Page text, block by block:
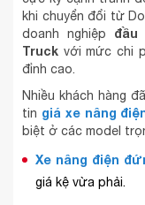
khi chuyển đổi từ
doanh nghiệp
Truck với mức chi
đỉnh cao.
Nhiều khách hàng
tin giá xe nâng
biệt ở các model
Xe nâng điện
giá kệ vừa phải.